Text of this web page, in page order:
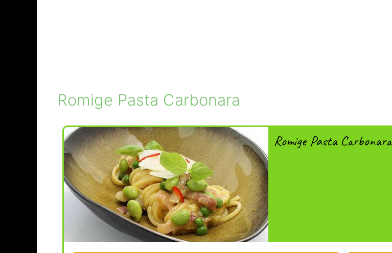
Romige Pasta Carbonara
Romige Pasta Carbonara